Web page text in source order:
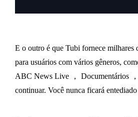
E o outro é que Tubi fornece milhares
para usuários com vários gêneros,
ABC News Live ， Documentários
continuar. Você nunca ficará